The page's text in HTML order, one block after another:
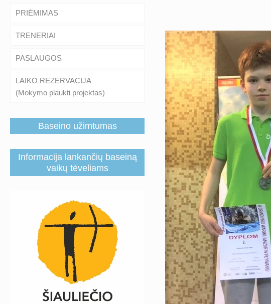
PRIĖMIMAS
TRENERIAI
PASLAUGOS
LAIKO REZERVACIJA
(Mokymo plaukti projektas)
Baseino užimtumas
Informacija lankančių baseiną
vaikų tėveliams